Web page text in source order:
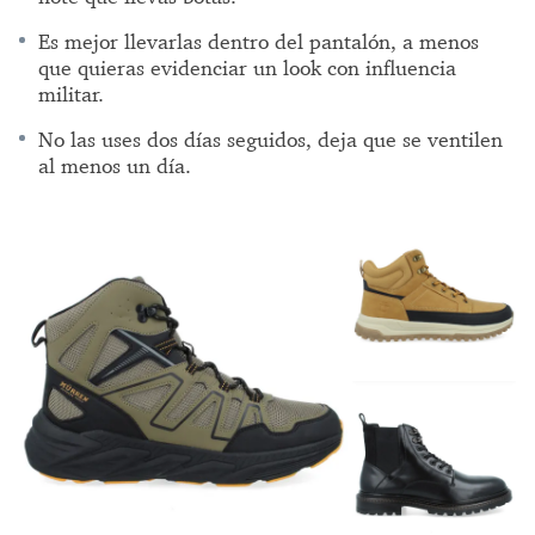
Es mejor llevarlas dentro del pantalón, a menos
que quieras evidenciar un look con influencia
militar.
No las uses dos días seguidos, deja que se ventilen
al menos un día.